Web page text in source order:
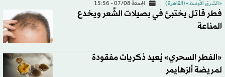
«الشرق الأوسط» (القاهرة ) الجمعة 07/08 - 15:56
فطر قاتل يختبئ في بصيلات الشَّعر ويخدع
المناعة
«الفطر السحري» يُعيد ذكريات مفقودة
لمريضة ألزهايمر